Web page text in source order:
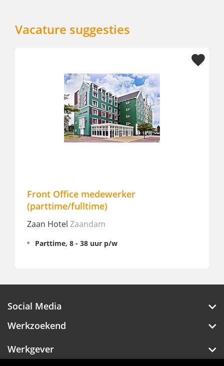
Vacature suggesties
Front Office medewerker
(parttime/fulltime)
Zaan HotelZaandam
Parttime, 8 - 38 uur p/w
Social Media
Werkzoekend
Werkgever